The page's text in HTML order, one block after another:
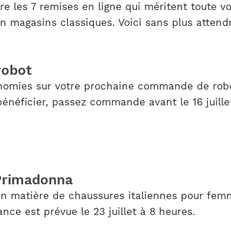
les 7 remises en ligne qui méritent toute
magasins classiques. Voici sans plus
sur votre prochaine commande de
passez commande avant le 16
matière de chaussures italiennes pour
est prévue le 23 juillet à 8 heures.